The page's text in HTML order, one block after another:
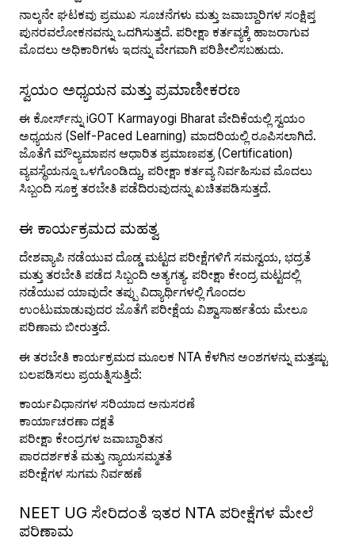
ನಾಲ್ಕನೇ ಘಟಕವು ಪ್ರಮುಖ ಸೂಚನೆಗಳು ಮತ್ತು ಜವಾಬ್ದಾರಿಗಳ ಸಂಕ್ಷಿಪ್ತ
ಪುನರವಲೋಕನವನ್ನು ಒದಗಿಸುತ್ತದೆ. ಪರೀಕ್ಷಾ ಕರ್ತವ್ಯಕ್ಕೆ ಹಾಜರಾಗುವ
ಮೊದಲು ಅಧಿಕಾರಿಗಳು ಇದನ್ನು ವೇಗವಾಗಿ ಪರಿಶೀಲಿಸಬಹುದು.
ಸ್ವಯಂ ಅಧ್ಯಯನ ಮತ್ತು ಪ್ರಮಾಣೀಕರಣ
ಈ ಕೋರ್ಸ್‌ನ್ನು iGOT Karmayogi Bharat ವೇದಿಕೆಯಲ್ಲಿ ಸ್ವಯಂ
ಅಧ್ಯಯನ (Self-Paced Learning) ಮಾದರಿಯಲ್ಲಿ ರೂಪಿಸಲಾಗಿದೆ.
ಜೊತೆಗೆ ಮೌಲ್ಯಮಾಪನ ಆಧಾರಿತ ಪ್ರಮಾಣಪತ್ರ (Certification)
ವ್ಯವಸ್ಥೆಯನ್ನೂ ಒಳಗೊಂಡಿದ್ದು, ಪರೀಕ್ಷಾ ಕರ್ತವ್ಯ ನಿರ್ವಹಿಸುವ ಮೊದಲು
ಸಿಬ್ಬಂದಿ ಸೂಕ್ತ ತರಬೇತಿ ಪಡೆದಿರುವುದನ್ನು ಖಚಿತಪಡಿಸುತ್ತದೆ.
ಈ ಕಾರ್ಯಕ್ರಮದ ಮಹತ್ವ
ದೇಶವ್ಯಾಪಿ ನಡೆಯುವ ದೊಡ್ಡ ಮಟ್ಟದ ಪರೀಕ್ಷೆಗಳಿಗೆ ಸಮನ್ವಯ, ಭದ್ರತೆ
ಮತ್ತು ತರಬೇತಿ ಪಡೆದ ಸಿಬ್ಬಂದಿ ಅತ್ಯಗತ್ಯ. ಪರೀಕ್ಷಾ ಕೇಂದ್ರ ಮಟ್ಟದಲ್ಲಿ
ನಡೆಯುವ ಯಾವುದೇ ತಪ್ಪು ವಿದ್ಯಾರ್ಥಿಗಳಲ್ಲಿ ಗೊಂದಲ
ಉಂಟುಮಾಡುವುದರ ಜೊತೆಗೆ ಪರೀಕ್ಷೆಯ ವಿಶ್ವಾಸಾರ್ಹತೆಯ ಮೇಲೂ
ಪರಿಣಾಮ ಬೀರುತ್ತದೆ.
ಈ ತರಬೇತಿ ಕಾರ್ಯಕ್ರಮದ ಮೂಲಕ NTA ಕೆಳಗಿನ ಅಂಶಗಳನ್ನು ಮತ್ತಷ್ಟು
ಬಲಪಡಿಸಲು ಪ್ರಯತ್ನಿಸುತ್ತಿದೆ:
ಕಾರ್ಯವಿಧಾನಗಳ ಸರಿಯಾದ ಅನುಸರಣೆ
ಕಾರ್ಯಾಚರಣಾ ದಕ್ಷತೆ
ಪರೀಕ್ಷಾ ಕೇಂದ್ರಗಳ ಜವಾಬ್ದಾರಿತನ
ಪಾರದರ್ಶಕತೆ ಮತ್ತು ನ್ಯಾಯಸಮ್ಮತತೆ
ಪರೀಕ್ಷೆಗಳ ಸುಗಮ ನಿರ್ವಹಣೆ
NEET UG ಸೇರಿದಂತೆ ಇತರ NTA ಪರೀಕ್ಷೆಗಳ ಮೇಲೆ
ಪರಿಣಾಮ